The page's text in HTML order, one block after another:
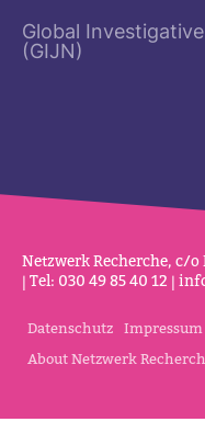
Global
(GIJN)
Netz­werk Recherche, c/
| Tel: 030 49 85 40 12 |
Datenschutz Impressum
About Netzwerk